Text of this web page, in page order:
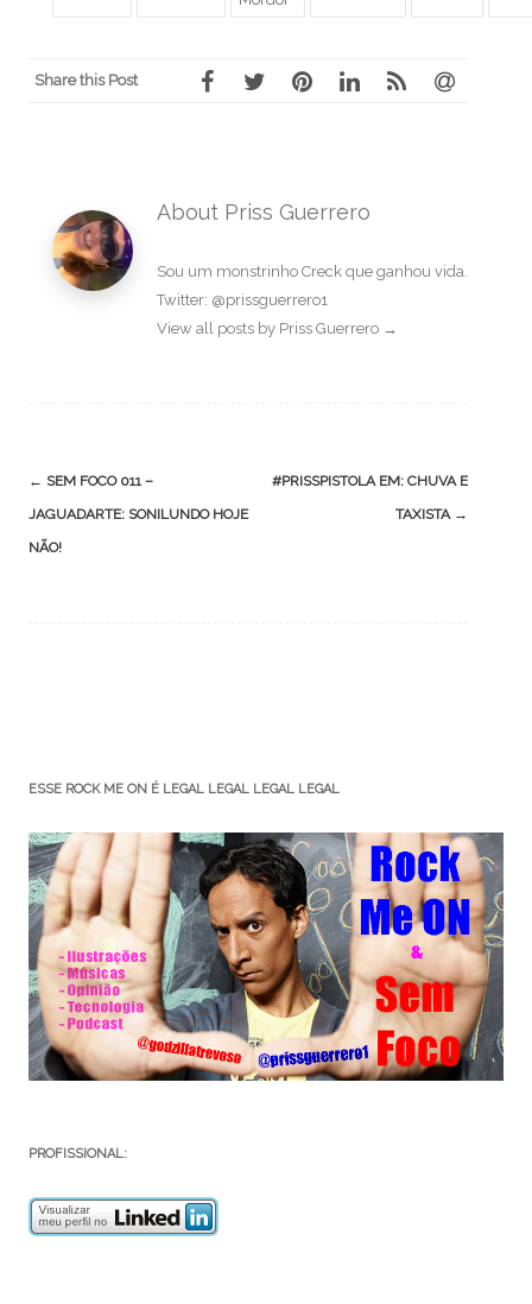
Share this Post
About Priss Guerrero
Sou um monstrinho Creck que ganhou vida.
Twitter: @prissguerrero1
View all posts by Priss Guerrero →
Post
navigation
← SEM FOCO 011 –
JAGUADARTE: SONILUNDO HOJE
NÃO!
#PRISSPISTOLA EM: CHUVA E
TAXISTA →
ESSE ROCK ME ON É LEGAL LEGAL LEGAL LEGAL
PROFISSIONAL: